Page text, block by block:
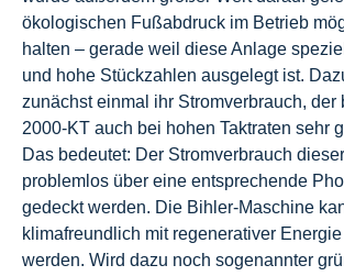
ökologischen Fußabdruck im Betrieb
halten – gerade weil diese Anlage
und hohe Stückzahlen ausgelegt ist.
zunächst einmal ihr Stromverbrauch, der
2000-KT auch bei hohen Taktraten sehr
Das bedeutet: Der Stromverbrauch
problemlos über eine entsprechende
gedeckt werden. Die Bihler-Maschine
klimafreundlich mit regenerativer
werden. Wird dazu noch sogenannter